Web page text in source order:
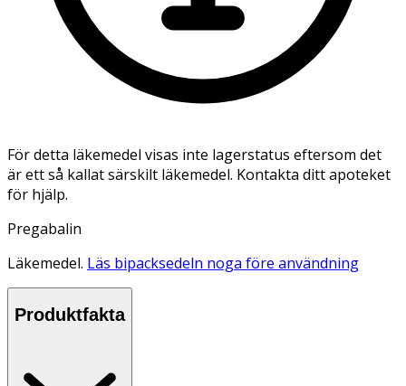
För detta läkemedel visas inte lagerstatus eftersom det
är ett så kallat särskilt läkemedel. Kontakta ditt apoteket
för hjälp.
Pregabalin
Läkemedel. Läs bipacksedeln noga före användning
Produktfakta